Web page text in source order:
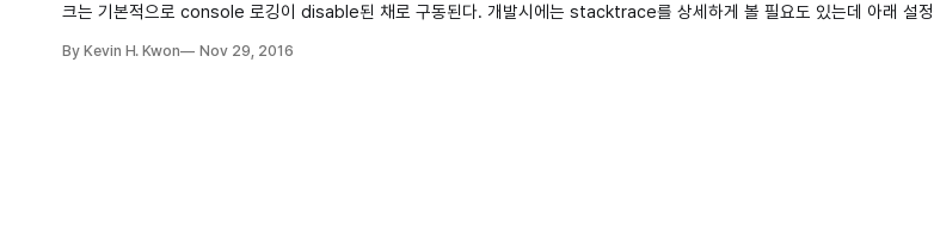
크는 기본적으로 console 로깅이 disable된 채로 구동된다. 개발시에는 stacktrace를 상세하게 볼 필요도 있는데 아래 설정을 통해 볼 수 있다. Gradle
By Kevin H. Kwon Nov 29, 2016